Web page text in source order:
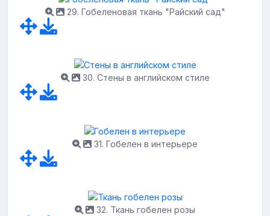
29. Гобеленовая ткань "Райский сад"
30. Стены в английском стиле
31. Гобелен в интерьере
32. Ткань гобелен розы